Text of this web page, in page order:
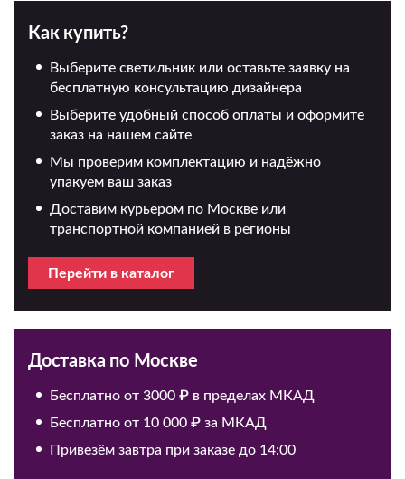
Как купить?
Выберите светильник или оставьте заявку на
бесплатную консультацию дизайнера
Выберите удобный способ оплаты и оформите
заказ на нашем сайте
Мы проверим комплектацию и надёжно
упакуем ваш заказ
Доставим курьером по Москве или
транспортной компанией в регионы
Перейти в каталог
Доставка по Москве
Бесплатно от 3000 ₽ в пределах МКАД
Бесплатно от 10 000 ₽ за МКАД
Привезём завтра при заказе до 14:00